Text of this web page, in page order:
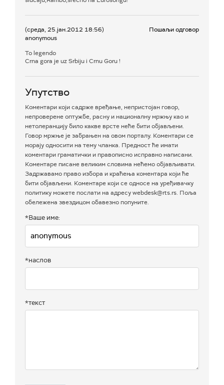
(среда, 25.јан.2012 18:56)
anonymous
Пошаљи одговор
To legendo
Crna gora je uz Srbiju i Crnu Goru !
Упутство
Коментари који садрже вређање, непристојан говор,
непроверене оптужбе, расну и националну мржњу као и
нетолеранцију било какве врсте неће бити објављени.
Говор мржње је забрањен на овом порталу. Коментари се
морају односити на тему чланка. Предност ће имати
коментари граматички и правописно исправно написани.
Коментаре писане великим словима нећемо објављивати.
Задржавамо право избора и краћења коментара који ће
бити објављени. Коментаре који се односе на уређивачку
политику можете послати на адресу webdesk@rts.rs. Поља
обележена звездицом обавезно попуните.
*Ваше име:
*наслов
*текст